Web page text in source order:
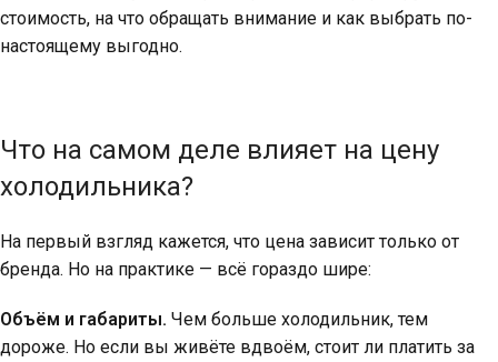
стоимость, на что обращать внимание и как выбрать по-
настоящему выгодно.
Что на самом деле влияет на цену
холодильника?
На первый взгляд кажется, что цена зависит только от
бренда. Но на практике — всё гораздо шире:
Объём и габариты. Чем больше холодильник, тем
дороже. Но если вы живёте вдвоём, стоит ли платить за